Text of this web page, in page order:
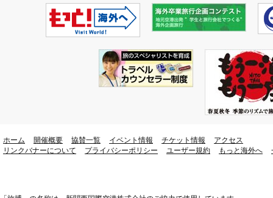
ホーム 開催概要 協賛一覧 イベント情報 チケット情報
アクセス
リンクバナーについて
プライバシーポリシー ユーザー規約 もっと海外へ